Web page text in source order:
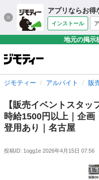
アプリならお得
インストール
地元の掲示
ジモティー アルバイト 販
【販売イベントスタッ
時給1500円以上｜企
登用あり｜名古屋
投稿ID: 1ogg1e 2026年4月15日 07:56